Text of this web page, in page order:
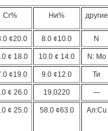
Cr% Ни% другие
¢20.0 8.0 ¢10.0 N
¢ 18.0 10.0 ¢ 14.0 N: Mo
¢19.0 9.0 ¢12.0 Ти
¢ 26.0 19.0220 —
¢ 25.0 58.0 ¢63.0 Ал:Cu